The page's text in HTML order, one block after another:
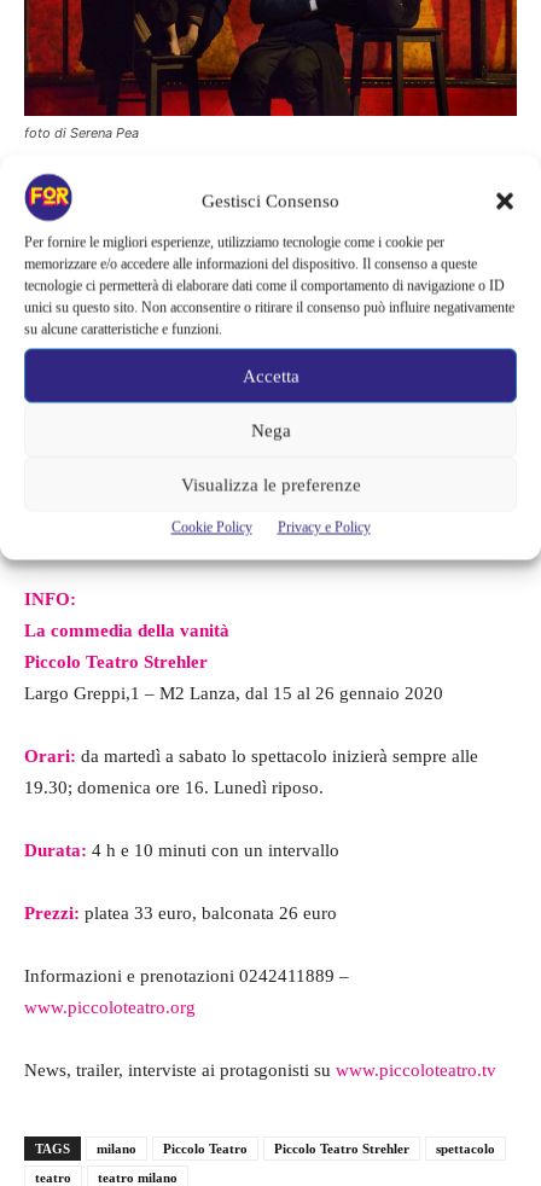
Gestisci Consenso
Per fornire le migliori esperienze, utilizziamo tecnologie come i cookie per
memorizzare e/o accedere alle informazioni del dispositivo. Il consenso a queste
tecnologie ci permetterà di elaborare dati come il comportamento di navigazione o ID
unici su questo sito. Non acconsentire o ritirare il consenso può influire negativamente
su alcune caratteristiche e funzioni.
Accetta
Nega
Visualizza le preferenze
Cookie Policy Privacy e Policy
foto di Serena Pea
Con Canetti, Claudio Longhi traccia una continuità con alcuni
dei suoi ultimi lavori realizzati per Emilia Romagna Teatro
Fondazione, fra cui La resistibile ascesa di Arturo Ui, Il ratto
d’Europa e Istruzioni per non morire in pace, accomunati tutti da
una riflessione sull’idea di Europa, nel nostro presente e nei
primi anni del secolo scorso, e sui rischi di uno sbandamento
Venerdì 17 gennaio, ore 17, al
www.piccoloteatro.org
INFO:
La commedia della vanità
Piccolo Teatro Strehler
Largo Greppi,1 – M2 Lanza, dal 15 al 26 gennaio 2020
Orari: da martedì a sabato lo spettacolo inizierà sempre alle
19.30; domenica ore 16. Lunedì riposo.
Durata: 4 h e 10 minuti con un intervallo
Prezzi: platea 33 euro, balconata 26 euro
Informazioni e prenotazioni 0242411889 –
www.piccoloteatro.org
News, trailer, interviste ai protagonisti su www.piccoloteatro.tv
TAGS milano Piccolo Teatro Piccolo Teatro Strehler
spettacolo
teatro
teatro milano